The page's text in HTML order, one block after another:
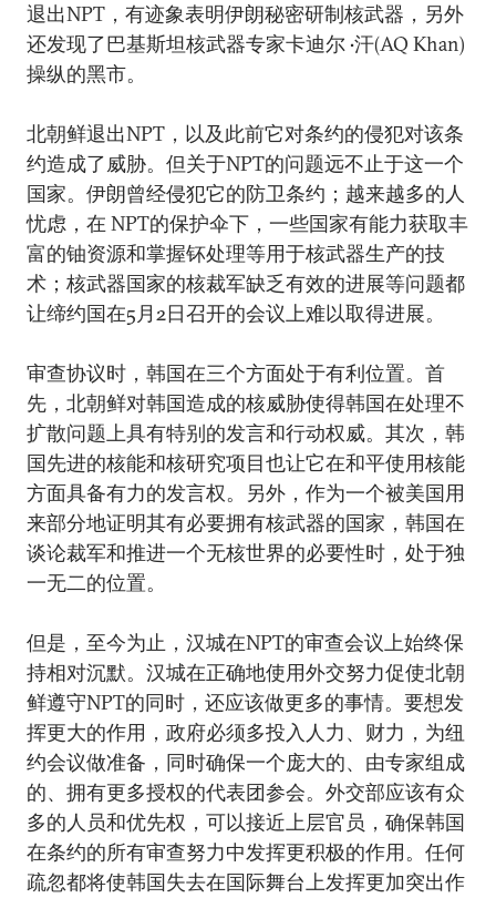
退出NPT，有迹象表明伊朗秘密研制核武器，另外
还发现了巴基斯坦核武器专家卡迪尔 •汗(AQ Khan)
操纵的黑市。
北朝鲜退出NPT，以及此前它对条约的侵犯对该条
约造成了威胁。但关于NPT的问题远不止于这一个
国家。伊朗曾经侵犯它的防卫条约；越来越多的人
忧虑，在 NPT的保护伞下，一些国家有能力获取丰
富的铀资源和掌握钚处理等用于核武器生产的技
术；核武器国家的核裁军缺乏有效的进展等问题都
让缔约国在5月2日召开的会议上难以取得进展。
审查协议时，韩国在三个方面处于有利位置。首
先，北朝鲜对韩国造成的核威胁使得韩国在处理不
扩散问题上具有特别的发言和行动权威。其次，韩
国先进的核能和核研究项目也让它在和平使用核能
方面具备有力的发言权。另外，作为一个被美国用
来部分地证明其有必要拥有核武器的国家，韩国在
谈论裁军和推进一个无核世界的必要性时，处于独
一无二的位置。
但是，至今为止，汉城在NPT的审查会议上始终保
持相对沉默。汉城在正确地使用外交努力促使北朝
鲜遵守NPT的同时，还应该做更多的事情。要想发
挥更大的作用，政府必须多投入人力、财力，为纽
约会议做准备，同时确保一个庞大的、由专家组成
的、拥有更多授权的代表团参会。外交部应该有众
多的人员和优先权，可以接近上层官员，确保韩国
在条约的所有审查努力中发挥更积极的作用。任何
疏忽都将使韩国失去在国际舞台上发挥更加突出作